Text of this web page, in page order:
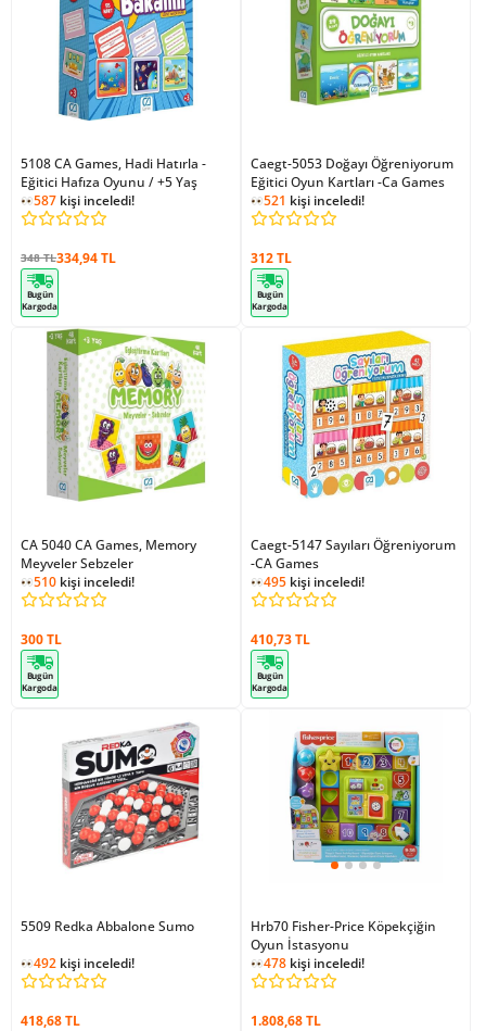
5108 CA Games, Hadi Hatırla -
Eğitici Hafıza Oyunu / +5 Yaş
587kişi inceledi!
1kişi ekledi!
587kişi inceledi!
348 TL334,94 TL
Bugün
Kargoda
Caegt-5053 Doğayı Öğreniyorum
Eğitici Oyun Kartları -Ca Games
521 kişi inceledi!
312 TL
Bugün
Kargoda
CA 5040 CA Games, Memory
Meyveler Sebzeler
510 kişi inceledi!
300 TL
Bugün
Kargoda
Caegt-5147 Sayıları Öğreniyorum
-CA Games
495 kişi inceledi!
410,73 TL
Bugün
Kargoda
5509 Redka Abbalone Sumo
492 kişi inceledi!
418,68 TL
Hrb70 Fisher-Price Köpekçiğin
Oyun İstasyonu
478 kişi inceledi!
1.808,68 TL